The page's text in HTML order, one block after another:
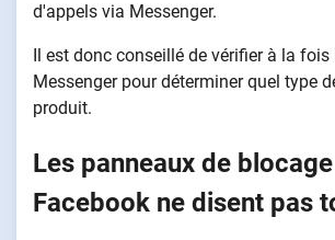
d'appels via Messenger.
Il est donc conseillé de vérifier à la fois
Messenger pour déterminer quel type
produit.
Les panneaux de
Facebook ne disent pas